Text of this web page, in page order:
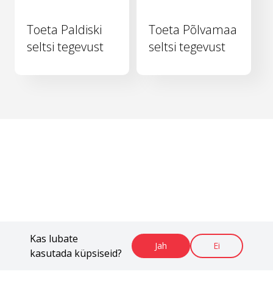
Kas lubate
kasutada küpsiseid?
Jah Ei
Toeta Paldiski
seltsi tegevust
Toeta Põlvamaa
seltsi tegevust